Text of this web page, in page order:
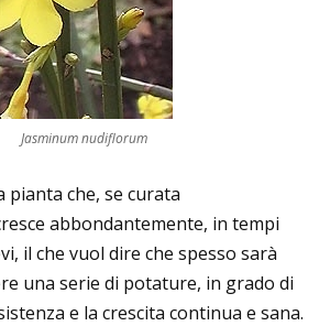
Jasminum nudiflorum
pianta che, se curata
abbondantemente, in tempi
il che vuol dire che spesso sarà
una serie di potature, in grado di
e la crescita continua e sana.